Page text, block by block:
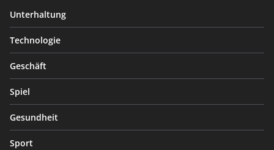
Unterhaltung
Technologie
Geschäft
Spiel
Gesundheit
Sport